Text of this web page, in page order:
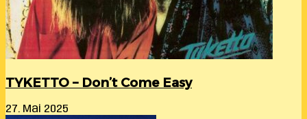
TYKETTO – Don’t Come Easy
27. Mai 2025